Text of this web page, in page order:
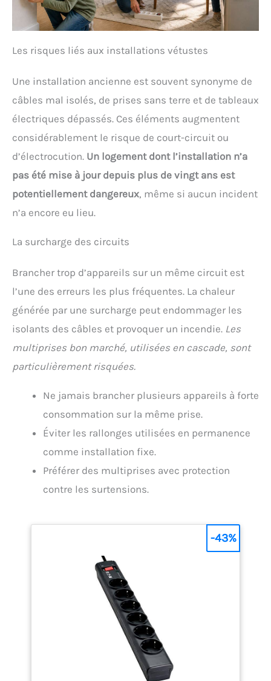
Les risques liés aux installations vétustes
Une installation ancienne est souvent synonyme de
câbles mal isolés, de prises sans terre et de tableaux
électriques dépassés. Ces éléments augmentent
considérablement le risque de court-circuit ou
d’électrocution. Un logement dont l’installation n’a
pas été mise à jour depuis plus de vingt ans est
potentiellement dangereux, même si aucun incident
n’a encore eu lieu.
La surcharge des circuits
Brancher trop d’appareils sur un même circuit est
l’une des erreurs les plus fréquentes. La chaleur
générée par une surcharge peut endommager les
isolants des câbles et provoquer un incendie. Les
multiprises bon marché, utilisées en cascade, sont
particulièrement risquées.
Ne jamais brancher plusieurs appareils à forte
consommation sur la même prise.
Éviter les rallonges utilisées en permanence
comme installation fixe.
Préférer des multiprises avec protection
contre les surtensions.
-43%